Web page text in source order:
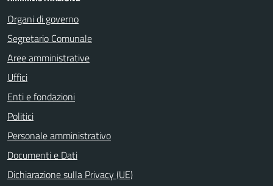
Organi di governo
Segretario Comunale
Aree amministrative
Uffici
Enti e fondazioni
Politici
Personale amministrativo
Documenti e Dati
Dichiarazione sulla Privacy (UE)